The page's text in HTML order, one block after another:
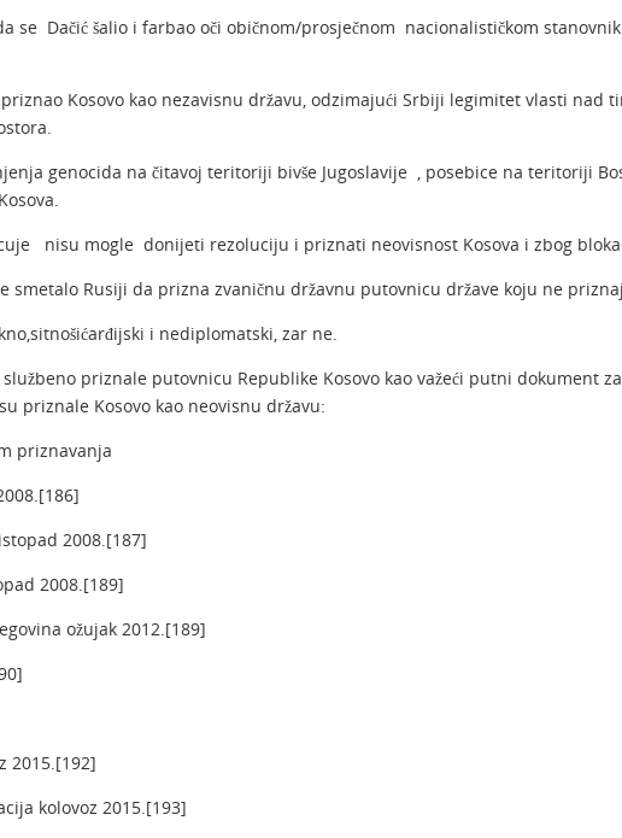
se Dačić šalio i farbao oči običnom/prosječnom nacionalističkom
Kosovo kao nezavisnu državu, odzimajući Srbiji legimitet vlasti nad
genocida na čitavoj teritoriji bivše Jugoslavije , posebice na teritoriji
nisu mogle donijeti rezoluciju i priznati neovisnost Kosova i zbog
smetalo Rusiji da prizna zvaničnu državnu putovnicu države koju ne
i nediplomatski, zar ne.
službeno priznale putovnicu Republike Kosovo kao važeći putni dokument
priznale Kosovo kao neovisnu državu:
priznavanja
2008.[187]
2008.[189]
ožujak 2012.[189]
2015.[192]
kolovoz 2015.[193]